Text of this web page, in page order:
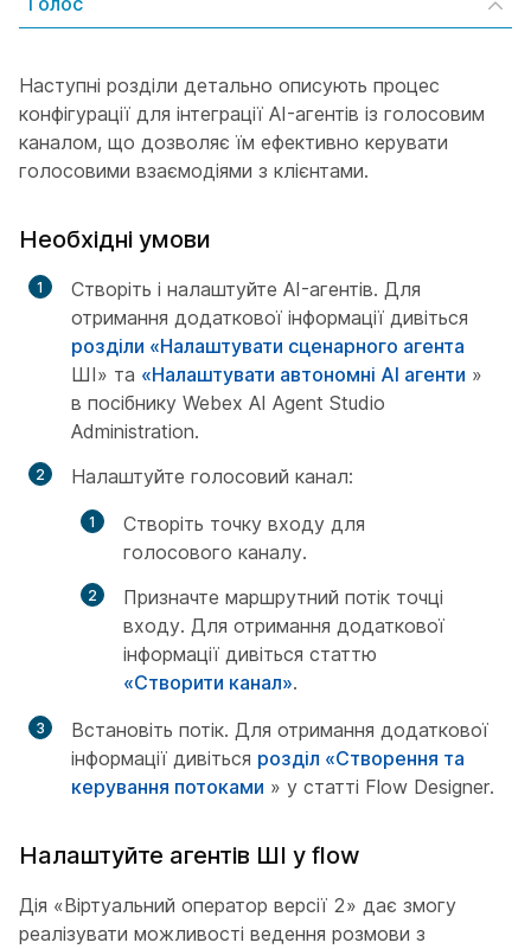
Наступні розділи детально описують процес
конфігурації для інтеграції AI-агентів із голосовим
каналом, що дозволяє їм ефективно керувати
голосовими взаємодіями з клієнтами.
Необхідні умови
Створіть і налаштуйте AI-агентів. Для
отримання додаткової інформації дивіться
розділи «Налаштувати сценарного агента
ШІ» та «Налаштувати автономні AI агенти »
в посібнику Webex AI Agent Studio
Administration.
Налаштуйте голосовий канал:
Створіть точку входу для
голосового каналу.
Призначте маршрутний потік точці
входу. Для отримання додаткової
інформації дивіться статтю
«Створити канал».
Встановіть потік. Для отримання додаткової
інформації дивіться розділ «Створення та
керування потоками » у статті Flow Designer.
Налаштуйте агентів ШІ у flow
Дія «Віртуальний оператор версії 2» дає змогу
реалізувати можливості ведення розмови з